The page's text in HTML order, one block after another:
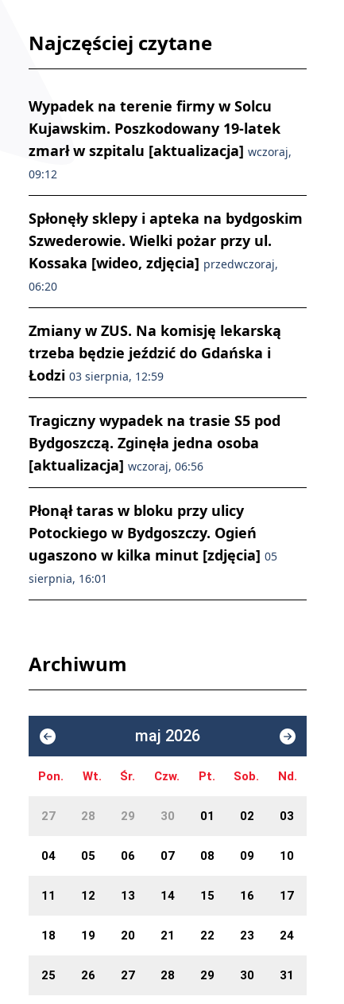
Najczęściej czytane
Wypadek na terenie firmy w Solcu
Kujawskim. Poszkodowany 19-latek
zmarł w szpitalu [aktualizacja] wczoraj,
09:12
Spłonęły sklepy i apteka na bydgoskim
Szwederowie. Wielki pożar przy ul.
Kossaka [wideo, zdjęcia] przedwczoraj,
06:20
Zmiany w ZUS. Na komisję lekarską
trzeba będzie jeździć do Gdańska i
Łodzi 03 sierpnia, 12:59
Tragiczny wypadek na trasie S5 pod
Bydgoszczą. Zginęła jedna osoba
[aktualizacja] wczoraj, 06:56
Płonął taras w bloku przy ulicy
Potockiego w Bydgoszczy. Ogień
ugaszono w kilka minut [zdjęcia] 05
sierpnia, 16:01
Archiwum
maj 2026
Pon. Wt. Śr. Czw. Pt. Sob. Nd.
27 28 29 30 01 02 03
04 05 06 07 08 09 10
11 12 13 14 15 16 17
18 19 20 21 22 23 24
25 26 27 28 29 30 31